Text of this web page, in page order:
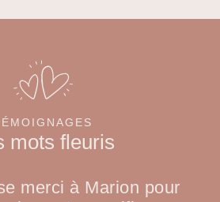
mots fleuris
merci à Marion pour